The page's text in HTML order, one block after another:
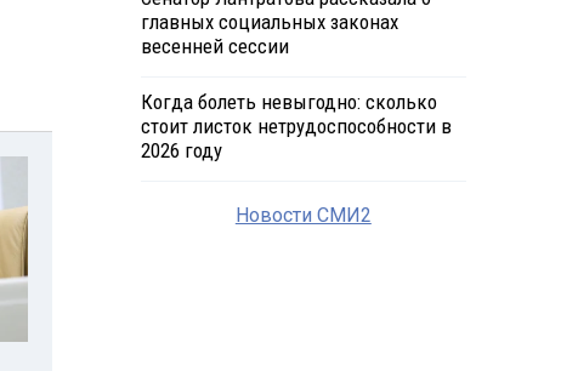
главных социальных законах
весенней сессии
Когда болеть невыгодно: сколько
стоит листок нетрудоспособности в
2026 году
Новости СМИ2